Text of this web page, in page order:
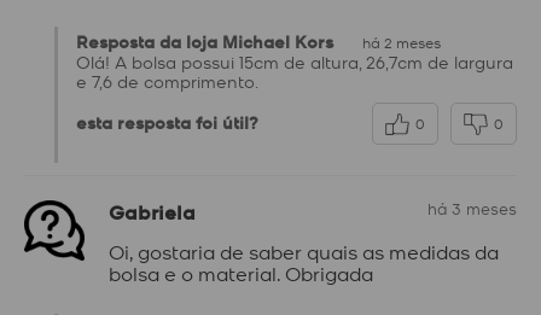
Resposta da loja Michael Kors há 2 meses
Olá! A bolsa possui 15cm de altura, 26,7cm de largura
e 7,6 de comprimento.
esta resposta foi útil? 0 0
Gabriela há 3 meses
Oi, gostaria de saber quais as medidas da
bolsa e o material. Obrigada